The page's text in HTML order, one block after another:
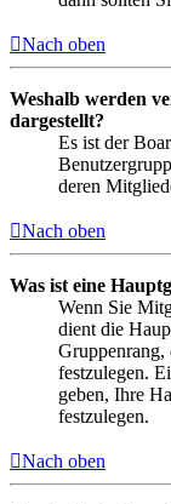
Nach oben
Weshalb werden
dargestellt?
Es ist der
deren
Nach oben
Was ist eine
Wenn Sie
dient die
Gruppenrang,
festzulegen.
geben, Ihre
festzulegen.
Nach oben